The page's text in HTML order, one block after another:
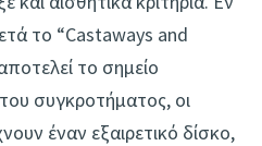
το “Castaways and
το σημείο
συγκροτήματος, οι
έναν εξαιρετικό δίσκο,